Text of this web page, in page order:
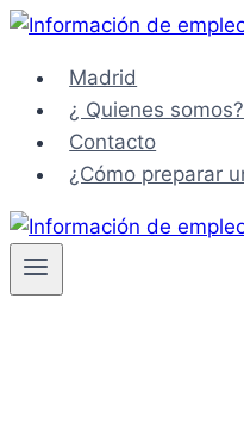
Saltar
contenidoMadrid
¿ Quienes somos?
Contacto
¿Cómo preparar